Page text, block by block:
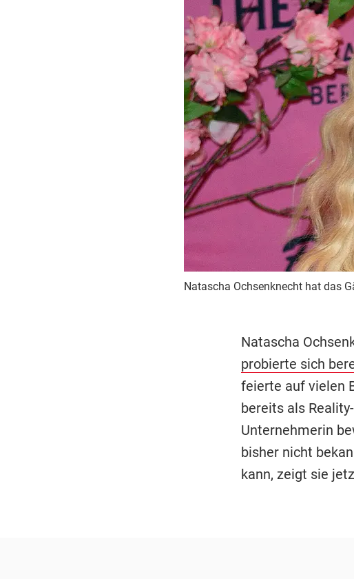
Natascha Ochsenknecht hat das
Natascha
probierte sich
feierte auf vielen
bereits als
Unternehmerin
bisher nicht
kann, zeigt sie